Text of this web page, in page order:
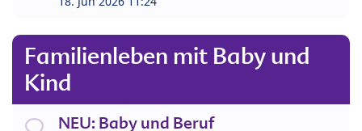
Familienleben mit Baby und
Kind
NEU: Baby und Beruf